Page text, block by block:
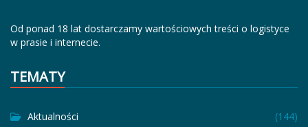
Od ponad 18 lat dostarczamy wartościowych treści o logistyce
w prasie i internecie.
TEMATY
Aktualności (144)